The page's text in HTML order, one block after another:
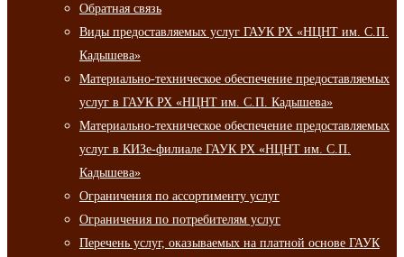
Обратная связь
Виды предоставляемых услуг ГАУК РХ «НЦНТ им. С.П.
Кадышева»
Материально-техническое обеспечение предоставляемых
услуг в ГАУК РХ «НЦНТ им. С.П. Кадышева»
Материально-техническое обеспечение предоставляемых
услуг в КИЗе-филиале ГАУК РХ «НЦНТ им. С.П.
Кадышева»
Ограничения по ассортименту услуг
Ограничения по потребителям услуг
Перечень услуг, оказываемых на платной основе ГАУК